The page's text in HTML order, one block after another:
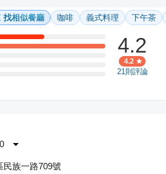
找相似餐廳 咖啡 義式料理 下午茶
4.2
4.2
21則評論
民族一路709號